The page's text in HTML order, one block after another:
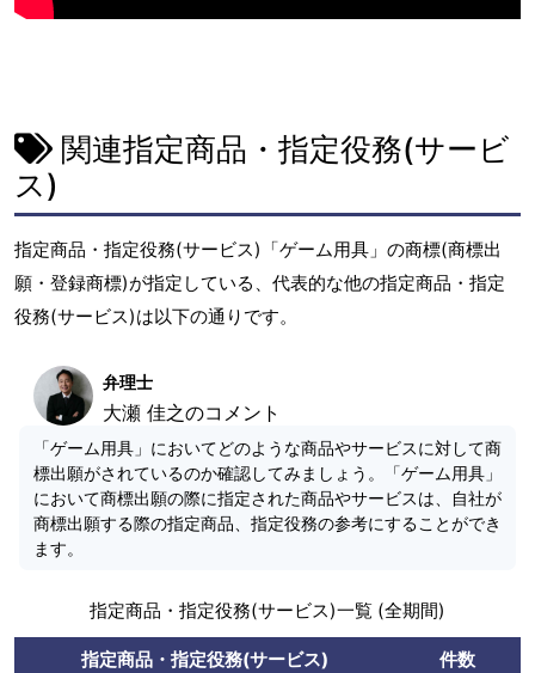
関連指定商品・指定役務(サービ
ス)
指定商品・指定役務(サービス)「ゲーム用具」の商標(商標出
願・登録商標)が指定している、代表的な他の指定商品・指定
役務(サービス)は以下の通りです。
弁理士
大瀬 佳之のコメント
「ゲーム用具」においてどのような商品やサービスに対して商
標出願がされているのか確認してみましょう。「ゲーム用具」
において商標出願の際に指定された商品やサービスは、自社が
商標出願する際の指定商品、指定役務の参考にすることができ
ます。
指定商品・指定役務(サービス)一覧 (全期間)
指定商品・指定役務(サービス) 件数